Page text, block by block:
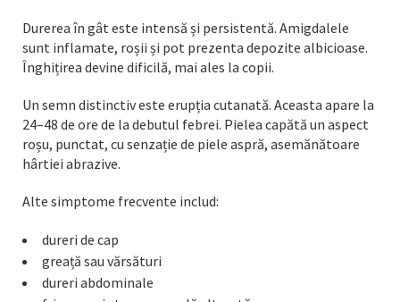
Durerea în gât este intensă și persistentă. Amigdalele
sunt inflamate, roșii și pot prezenta depozite albicioase.
Înghițirea devine dificilă, mai ales la copii.
Un semn distinctiv este erupția cutanată. Aceasta apare la
24–48 de ore de la debutul febrei. Pielea capătă un aspect
roșu, punctat, cu senzație de piele aspră, asemănătoare
hârtiei abrazive.
Alte simptome frecvente includ:
dureri de cap
greață sau vărsături
dureri abdominale